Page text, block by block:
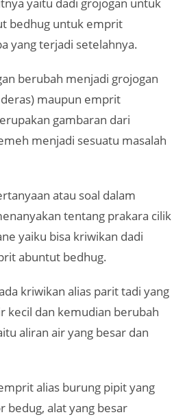
yaitu dadi grojogan untuk
bedhug untuk emprit
yang terjadi setelahnya.
berubah menjadi grojogan
maupun emprit
gambaran dari
menjadi sesuatu masalah
atau soal dalam
tentang prakara cilik
yaiku bisa kriwikan dadi
abuntut bedhug.
kriwikan alias parit tadi yang
kecil dan kemudian berubah
aliran air yang besar dan
alias burung pipit yang
bedug, alat yang besar